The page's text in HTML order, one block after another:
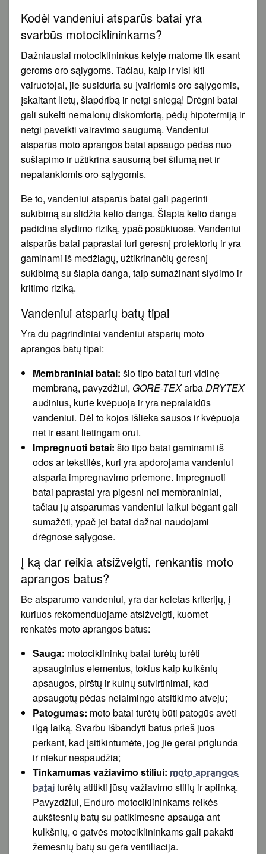
Kodėl vandeniui atsparūs batai yra
svarbūs motociklininkams?
Dažniausiai motociklininkus kelyje matome tik esant
geroms oro sąlygoms. Tačiau, kaip ir visi kiti
vairuotojai, jie susiduria su įvairiomis oro sąlygomis,
įskaitant lietų, šlapdribą ir netgi sniegą! Drėgni batai
gali sukelti nemalonų diskomfortą, pėdų hipotermiją ir
netgi paveikti vairavimo saugumą. Vandeniui
atsparūs moto aprangos batai apsaugo pėdas nuo
sušlapimo ir užtikrina sausumą bei šilumą net ir
nepalankiomis oro sąlygomis.
Be to, vandeniui atsparūs batai gali pagerinti
sukibimą su slidžia kelio danga. Šlapia kelio danga
padidina slydimo riziką, ypač posūkiuose. Vandeniui
atsparūs batai paprastai turi geresnį protektorių ir yra
gaminami iš medžiagų, užtikrinančių geresnį
sukibimą su šlapia danga, taip sumažinant slydimo ir
kritimo riziką.
Vandeniui atsparių batų tipai
Yra du pagrindiniai vandeniui atsparių moto
aprangos batų tipai:
Membraniniai batai: šio tipo batai turi vidinę
membraną, pavyzdžiui, GORE-TEXarbaDRYTEX
audinius, kurie kvėpuoja ir yra nepralaidūs
vandeniui. Dėl to kojos išlieka sausos ir kvėpuoja
net ir esant lietingam orui.
Impregnuoti batai: šio tipo batai gaminami iš
odos ar tekstilės, kuri yra apdorojama vandeniui
atsparia impregnavimo priemone. Impregnuoti
batai paprastai yra pigesni nei membraniniai,
tačiau jų atsparumas vandeniui laikui bėgant gali
sumažėti, ypač jei batai dažnai naudojami
drėgnose sąlygose.
Į ką dar reikia atsižvelgti, renkantis moto
aprangos batus?
Be atsparumo vandeniui, yra dar keletas kriterijų, į
kuriuos rekomenduojame atsižvelgti, kuomet
renkatės moto aprangos batus:
Sauga: motociklininkų batai turėtų turėti
apsauginius elementus, tokius kaip kulkšnių
apsaugos, pirštų ir kulnų sutvirtinimai, kad
apsaugotų pėdas nelaimingo atsitikimo atveju;
Patogumas: moto batai turėtų būti patogūs avėti
ilgą laiką. Svarbu išbandyti batus prieš juos
perkant, kad įsitikintumėte, jog jie gerai priglunda
ir niekur nespaudžia;
Tinkamumas važiavimo stiliui: moto aprangos
bataiturėtų atitikti jūsų važiavimo stilių ir aplinką.
Pavyzdžiui, Enduro motociklininkams reikės
aukštesnių batų su patikimesne apsauga ant
kulkšnių, o gatvės motociklininkams gali pakakti
žemesnių batų su gera ventiliacija.